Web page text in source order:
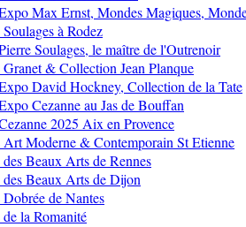
Max Ernst, Mondes Magiques,
à Rodez
Soulages, le maître de l'Outrenoir
Granet & Collection Jean Planque
David Hockney, Collection de la Tate
Cezanne au Jas de Bouffan
2025 Aix en Provence
Art Moderne & Contemporain St Etienne
Beaux Arts de Rennes
des Beaux Arts de Dijon
de Nantes
la Romanité